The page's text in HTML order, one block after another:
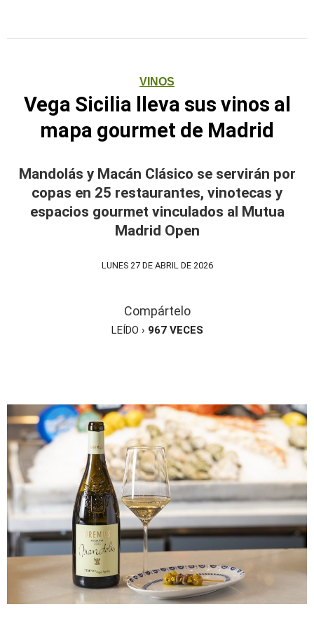
VINOS
Vega Sicilia lleva sus vinos al
mapa gourmet de Madrid
Mandolás y Macán Clásico se servirán por
copas en 25 restaurantes, vinotecas y
espacios gourmet vinculados al Mutua
Madrid Open
LUNES 27 DE ABRIL DE 2026
Compártelo
LEÍDO › 967VECES